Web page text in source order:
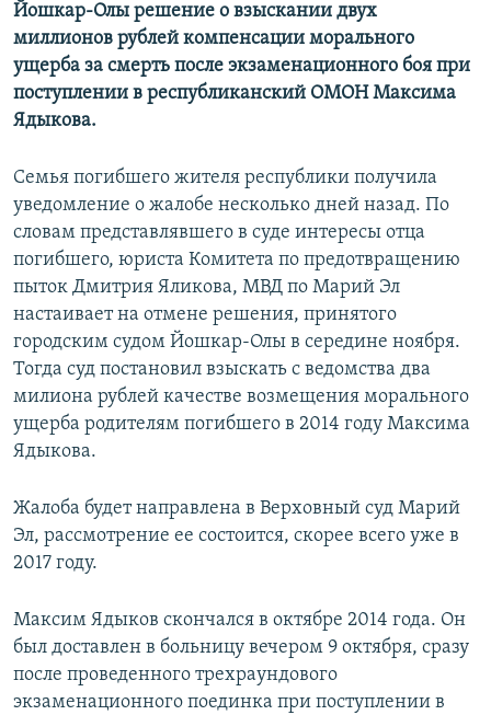
Йошкар-Олы решение о взыскании двух
миллионов рублей компенсации морального
ущерба за смерть после экзаменационного боя при
поступлении в республиканский ОМОН Максима
Ядыкова.
Семья погибшего жителя республики получила
уведомление о жалобе несколько дней назад. По
словам представлявшего в суде интересы отца
погибшего, юриста Комитета по предотвращению
пыток Дмитрия Яликова, МВД по Марий Эл
настаивает на отмене решения, принятого
городским судом Йошкар-Олы в середине ноября.
Тогда суд постановил взыскать с ведомства два
милиона рублей качестве возмещения морального
ущерба родителям погибшего в 2014 году Максима
Ядыкова.
Жалоба будет направлена в Верховный суд Марий
Эл, рассмотрение ее состоится, скорее всего уже в
2017 году.
Максим Ядыков скончался в октябре 2014 года. Он
был доставлен в больницу вечером 9 октября, сразу
после проведенного трехраундового
экзаменационного поединка при поступлении в